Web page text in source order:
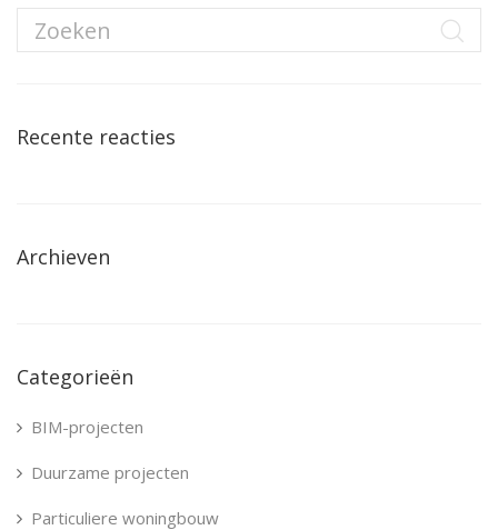
Recente reacties
Archieven
Categorieën
BIM-projecten
Duurzame projecten
Particuliere woningbouw